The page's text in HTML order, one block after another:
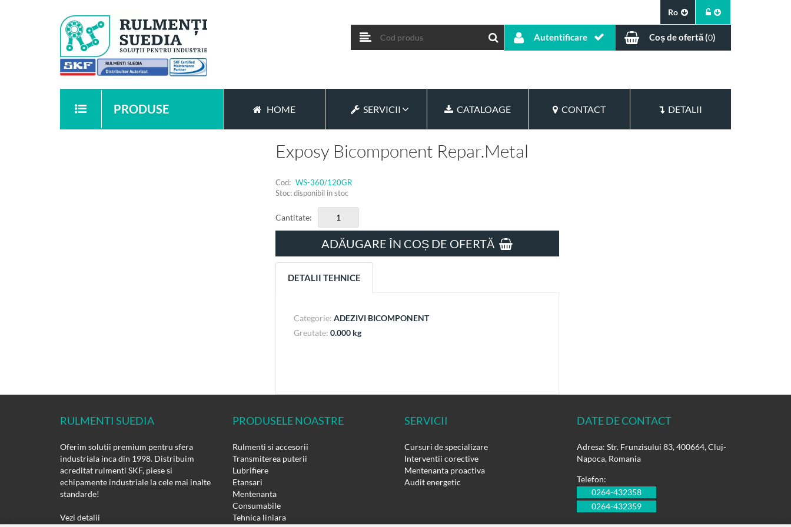
Ro
Autentificare Coș de ofertă (0)
PRODUSE HOME SERVICII CATALOAGE CONTACT DETALII
Exposy Bicomponent Repar.metal
Cod: WS-360/120GR
Stoc: disponibil in stoc
Cantitate:
ADĂUGARE ÎN COȘ DE OFERTĂ
DETALII TEHNICE
Categorie: ADEZIVI BICOMPONENT
Greutate: 0.000 kg
RULMENTI SUEDIA
Oferim solutii premium pentru sfera
industriala inca din 1998. Distribuim
acreditat rulmenti SKF, piese si
echipamente industriale la cele mai inalte
standarde!
Vezi detalii
PRODUSELE NOASTRE
Rulmenti si accesorii
Transmiterea puterii
Lubrifiere
Etansari
Mentenanta
Consumabile
Tehnica liniara
SERVICII
Cursuri de specializare
Interventii corective
Mentenanta proactiva
Audit energetic
DATE DE CONTACT
Adresa: Str. Frunzisului 83, 400664, Cluj-
Napoca, Romania
Telefon:
0264-432358
0264-432359